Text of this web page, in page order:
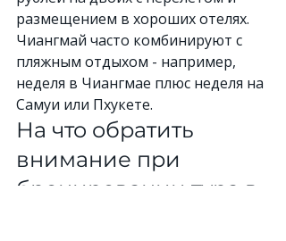
размещением в хороших отелях.
Чиангмай часто комбинируют с
пляжным отдыхом - например,
неделя в Чиангмае плюс неделя на
Самуи или Пхукете.
На что обратить
внимание при
бронировании тура в